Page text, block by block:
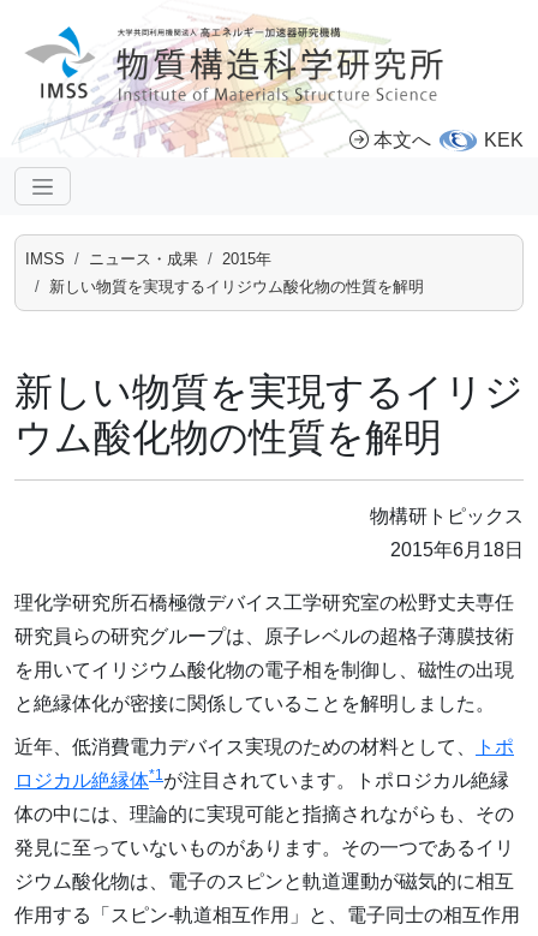
本文へ KEK
IMSS ニュース・成果
2015年
新しい物質を実現するイリジウム酸化物の性質を解明
新しい物質を実現するイリジ
ウム酸化物の性質を解明
物構研トピックス
2015年6月18日
理化学研究所石橋極微デバイス工学研究室の松野丈夫専任
研究員らの研究グループは、原子レベルの超格子薄膜技術
を用いてイリジウム酸化物の電子相を制御し、磁性の出現
と絶縁体化が密接に関係していることを解明しました。
近年、低消費電力デバイス実現のための材料として、
トポ
ロジカル絶縁体*1が注目されています。トポロジカル絶縁
体の中には、理論的に実現可能と指摘されながらも、その
発見に至っていないものがあります。その一つであるイリ
ジウム酸化物は、電子のスピンと軌道運動が磁気的に相互
作用する「スピン‐軌道相互作用」と、電子同士の相互作用